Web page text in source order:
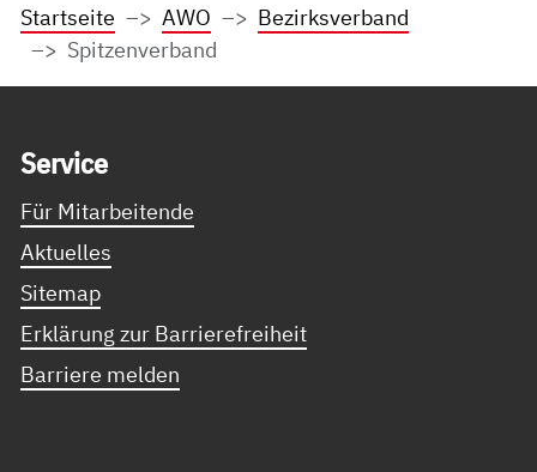
Startseite
AWO
Bezirksverband
Spitzenverband
Ser­vice
Für Mitarbeitende
Aktuelles
Sitemap
Erklärung zur Barrierefreiheit
Barriere melden